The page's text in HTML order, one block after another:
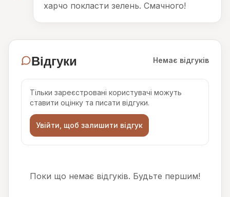
харчо покласти зелень. Смачного!
Відгуки Немає відгуків
Тільки зареєстровані користувачі можуть
ставити оцінку та писати відгуки.
Увійти, щоб залишити відгук
Поки що немає відгуків. Будьте першим!